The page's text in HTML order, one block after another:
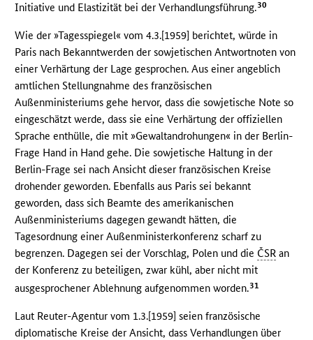
Initiative und Elastizität bei der Verhandlungsführung.30
Wie der »Tagesspiegel« vom 4.3.[1959] berichtet, würde in
Paris nach Bekanntwerden der sowjetischen Antwortnoten von
einer Verhärtung der Lage gesprochen. Aus einer angeblich
amtlichen Stellungnahme des französischen
Außenministeriums gehe hervor, dass die sowjetische Note so
eingeschätzt werde, dass sie eine Verhärtung der offiziellen
Sprache enthülle, die mit »Gewaltandrohungen« in der Berlin-
Frage Hand in Hand gehe. Die sowjetische Haltung in der
Berlin-Frage sei nach Ansicht dieser französischen Kreise
drohender geworden. Ebenfalls aus Paris sei bekannt
geworden, dass sich Beamte des amerikanischen
Außenministeriums dagegen gewandt hätten, die
Tagesordnung einer Außenministerkonferenz scharf zu
begrenzen. Dagegen sei der Vorschlag, Polen und die ČSR an
der Konferenz zu beteiligen, zwar kühl, aber nicht mit
ausgesprochener Ablehnung aufgenommen worden.31
Laut Reuter-Agentur vom 1.3.[1959] seien französische
diplomatische Kreise der Ansicht, dass Verhandlungen über